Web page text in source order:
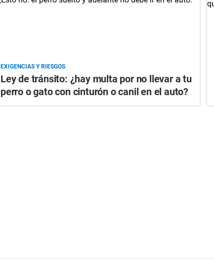
EXIGENCIAS Y RIESGOS
Ley de tránsito: ¿hay multa por no llevar a tu
perro o gato con cinturón o canil en el auto?